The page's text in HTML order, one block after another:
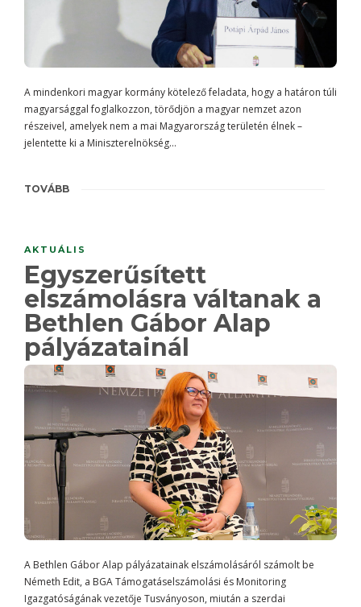
A mindenkori magyar kormány kötelező feladata, hogy a határon túli
magyarsággal foglalkozzon, törődjön a magyar nemzet azon
részeivel, amelyek nem a mai Magyarország területén élnek –
jelentette ki a Miniszterelnökség…
TOVÁBB
AKTUÁLIS
Egyszerűsített
elszámolásra váltanak a
Bethlen Gábor Alap
pályázatainál
A Bethlen Gábor Alap pályázatainak elszámolásáról számolt be
Németh Edit, a BGA Támogatáselszámolási és Monitoring
Igazgatóságának vezetője Tusványoson, miután a szerdai